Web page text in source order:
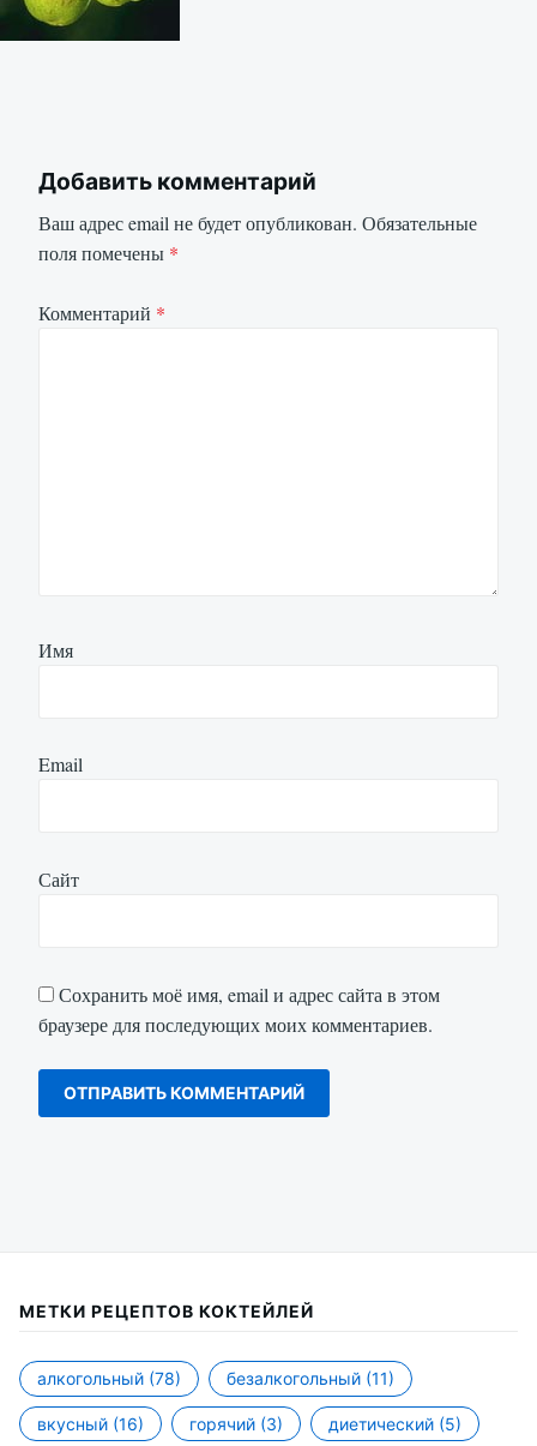
Добавить комментарий
Ваш адрес email не будет опубликован. Обязательные
поля помечены *
Комментарий *
Имя
Email
Сайт
Сохранить моё имя, email и адрес сайта в этом
браузере для последующих моих комментариев.
МЕТКИ РЕЦЕПТОВ КОКТЕЙЛЕЙ
алкогольный (78) безалкогольный (11)
вкусный (16) горячий (3) диетический (5)